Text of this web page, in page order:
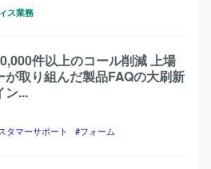
ス業務
件以上のコール削減 上場
が取り組んだ製品FAQの大刷新
ン...
タマーサポート フォーム